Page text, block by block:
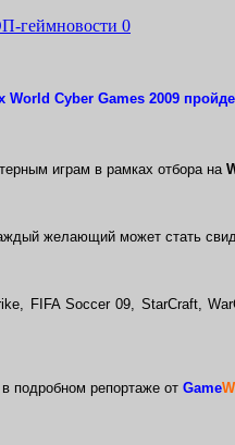
геймновости 0
Cyber Games 2009
играм в рамках отбора на
желающий может стать
FIFA Soccer 09, StarCraft,
подробном репортаже от Game